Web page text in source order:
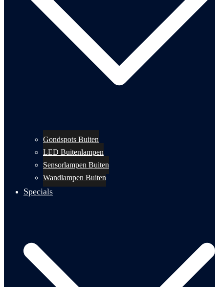
Gondspots Buiten
LED Buitenlampen
Sensorlampen Buiten
Wandlampen Buiten
Specials